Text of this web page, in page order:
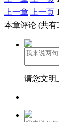
上一章
上一页 1
本章评论 (共有
请您文明